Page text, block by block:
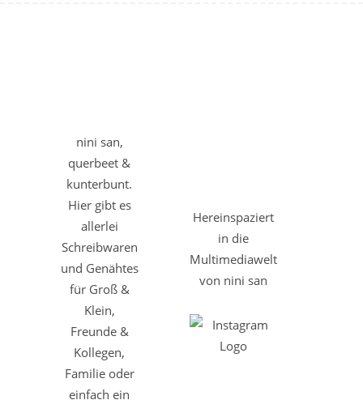
nini san,
querbeet &
kunterbunt.
Hier gibt es
allerlei
Schreibwaren
und Genähtes
für Groß &
Klein,
Freunde &
Kollegen,
Familie oder
einfach ein
Hereinspaziert
in die
Multimediawelt
von nini san